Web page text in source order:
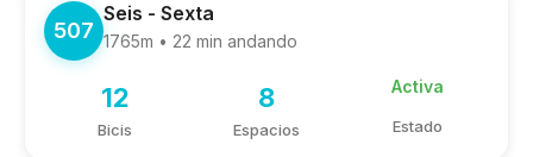
507
Seis - Sexta
1765m • 22 min andando
12
Bicis
8
Espacios
Activa
Estado